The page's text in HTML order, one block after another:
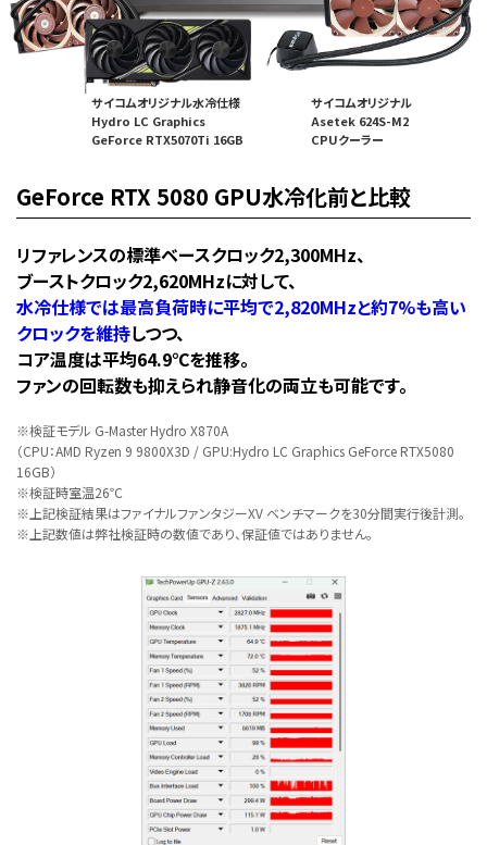
サイコムオリジナル水冷仕様
Hydro LC Graphics
GeForce RTX5070Ti 16GB
サイコムオリジナル
Asetek 624S-M2
CPUクーラー
GeForce RTX 5080 GPU水冷化前と比較
リファレンスの標準ベースクロック2,300MHz、
ブーストクロック2,620MHzに対して、
水冷仕様では最高負荷時に平均で2,820MHzと約7%も高い
クロックを維持しつつ、
コア温度は平均64.9℃を推移。
ファンの回転数も抑えられ静音化の両立も可能です。
※検証モデル G-Master Hydro X870A
（CPU：AMD Ryzen 9 9800X3D / GPU:Hydro LC Graphics GeForce RTX5080
16GB）
※検証時室温26℃
※上記検証結果はファイナルファンタジーXV ベンチマークを30分間実行後計測。
※上記数値は弊社検証時の数値であり、保証値ではありません。